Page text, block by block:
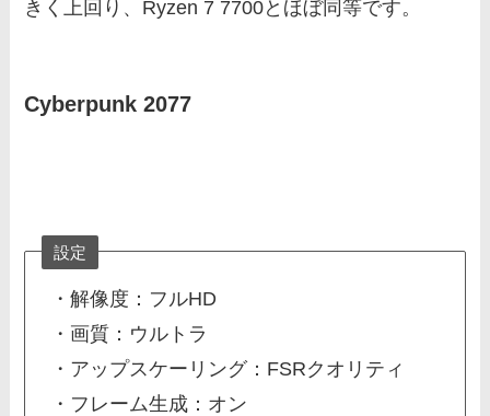
きく上回り、Ryzen 7 7700とほぼ同等です。
Cyberpunk 2077
設定
・解像度：フルHD
・画質：ウルトラ
・アップスケーリング：FSRクオリティ
・フレーム生成：オン